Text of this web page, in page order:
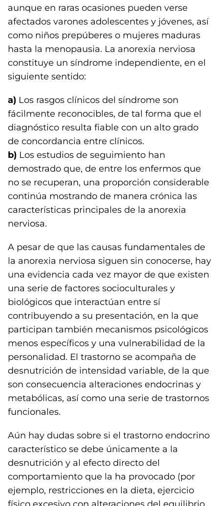
aunque en raras ocasiones pueden verse
afectados varones adolescentes y jóvenes, así
como niños prepúberes o mujeres maduras
hasta la menopausia. La anorexia nerviosa
constituye un síndrome independiente, en el
siguiente sentido:
a) Los rasgos clínicos del síndrome son
fácilmente reconocibles, de tal forma que el
diagnóstico resulta fiable con un alto grado
de concordancia entre clínicos.
b) Los estudios de seguimiento han
demostrado que, de entre los enfermos que
no se recuperan, una proporción considerable
continúa mostrando de manera crónica las
características principales de la anorexia
nerviosa.
A pesar de que las causas fundamentales de
la anorexia nerviosa siguen sin conocerse, hay
una evidencia cada vez mayor de que existen
una serie de factores socioculturales y
biológicos que interactúan entre sí
contribuyendo a su presentación, en la que
participan también mecanismos psicológicos
menos específicos y una vulnerabilidad de la
personalidad. El trastorno se acompaña de
desnutrición de intensidad variable, de la que
son consecuencia alteraciones endocrinas y
metabólicas, así como una serie de trastornos
funcionales.
Aún hay dudas sobre si el trastorno endocrino
característico se debe únicamente a la
desnutrición y al efecto directo del
comportamiento que la ha provocado (por
ejemplo, restricciones en la dieta, ejercicio